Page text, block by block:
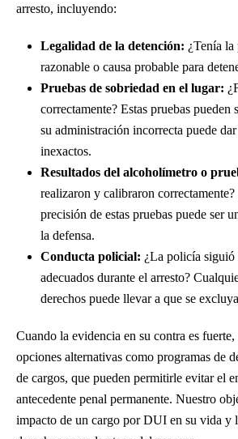
arresto, incluyendo:
Legalidad de la detención: ¿Tenía la
razonable o causa probable para
Pruebas de sobriedad en el lugar:
correctamente? Estas pruebas
su administración incorrecta puede
inexactos.
Resultados del alcoholímetro o
realizaron y calibraron
precisión de estas pruebas puede ser
la defensa.
Conducta policial: ¿La policía siguió
adecuados durante el arresto?
derechos puede llevar a que se
Cuando la evidencia en su contra es
opciones alternativas como programas de
de cargos, que pueden permitirle evitar el
antecedente penal permanente. Nuestro
impacto de un cargo por DUI en su vida y